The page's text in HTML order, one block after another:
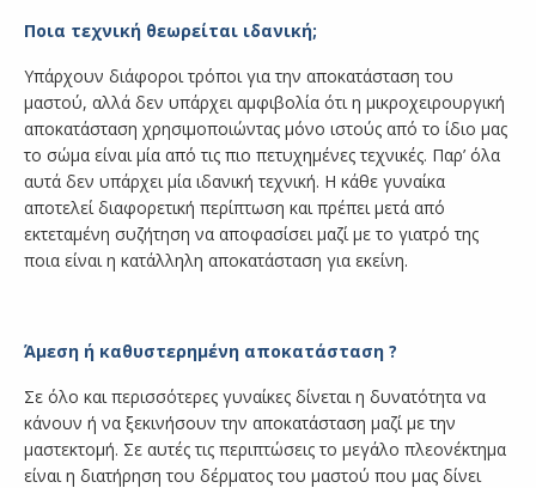
Ποια τεχνική θεωρείται ιδανική;
Υπάρχουν διάφοροι τρόποι για την αποκατάσταση του
μαστού, αλλά δεν υπάρχει αμφιβολία ότι η μικροχειρουργική
αποκατάσταση χρησιμοποιώντας μόνο ιστούς από το ίδιο μας
το σώμα είναι μία από τις πιο πετυχημένες τεχνικές. Παρ’ όλα
αυτά δεν υπάρχει μία ιδανική τεχνική. Η κάθε γυναίκα
αποτελεί διαφορετική περίπτωση και πρέπει μετά από
εκτεταμένη συζήτηση να αποφασίσει μαζί με το γιατρό της
ποια είναι η κατάλληλη αποκατάσταση για εκείνη.
Άμεση ή καθυστερημένη αποκατάσταση ?
Σε όλο και περισσότερες γυναίκες δίνεται η δυνατότητα να
κάνουν ή να ξεκινήσουν την αποκατάσταση μαζί με την
μαστεκτομή. Σε αυτές τις περιπτώσεις το μεγάλο πλεονέκτημα
είναι η διατήρηση του δέρματος του μαστού που μας δίνει